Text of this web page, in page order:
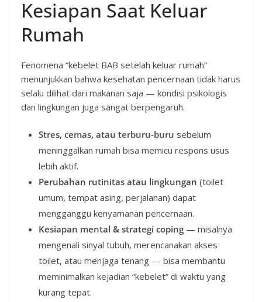
Kesiapan Saat Keluar
Rumah
Fenomena “kebelet BAB setelah keluar rumah”
menunjukkan bahwa kesehatan pencernaan tidak harus
selalu dilihat dari makanan saja — kondisi psikologis
dan lingkungan juga sangat berpengaruh.
Stres, cemas, atau terburu-buru sebelum
meninggalkan rumah bisa memicu respons usus
lebih aktif.
Perubahan rutinitas atau lingkungan (toilet
umum, tempat asing, perjalanan) dapat
mengganggu kenyamanan pencernaan.
Kesiapan mental & strategi coping — misalnya
mengenali sinyal tubuh, merencanakan akses
toilet, atau menjaga tenang — bisa membantu
meminimalkan kejadian “kebelet” di waktu yang
kurang tepat.